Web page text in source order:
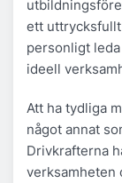
ett
personligt
ideell
Att ha tydliga
något annat
Drivkrafterna
verksamheten